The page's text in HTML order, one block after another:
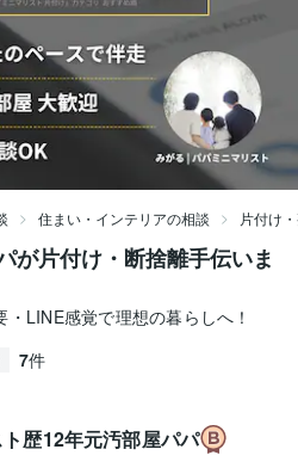
住まい・インテリアの相談 片付け
が片付け・断捨離手伝いま
LINE感覚で理想の暮らしへ！
7件
歴12年元汚部屋パパ